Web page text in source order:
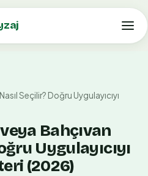
Seçilir? Doğru Uygulayıcıyı
Bahçıvan
Uygulayıcıyı
(2026)